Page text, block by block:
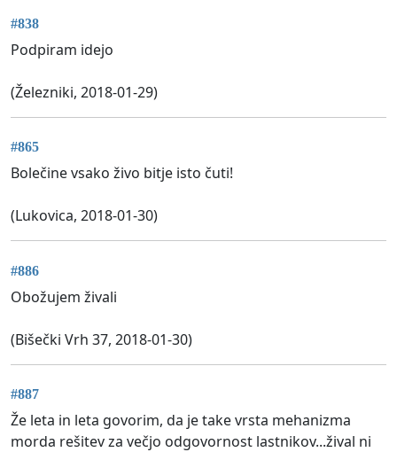
#838
Podpiram idejo
(Železniki, 2018-01-29)
#865
Bolečine vsako živo bitje isto čuti!
(Lukovica, 2018-01-30)
#886
Obožujem živali
(Bišečki Vrh 37, 2018-01-30)
#887
Že leta in leta govorim, da je take vrsta mehanizma
morda rešitev za večjo odgovornost lastnikov...žival ni